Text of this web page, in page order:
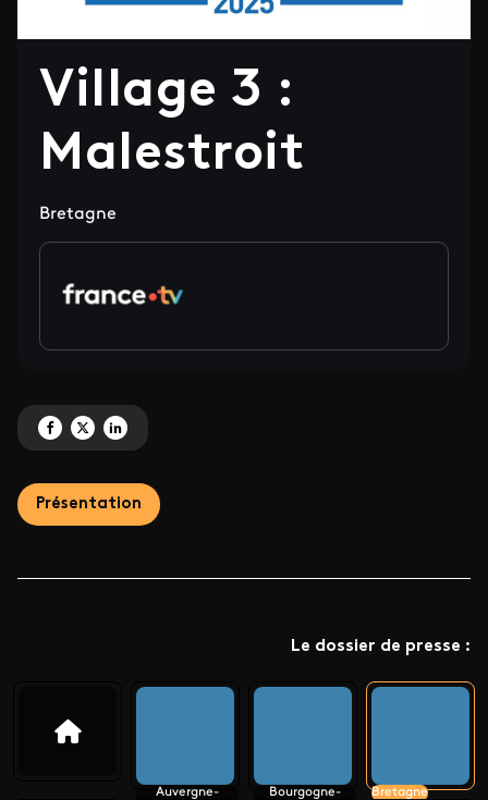
Village 3 :
Malestroit
Bretagne
Partagez 'Village 3 : Malestroit' sur Facebook
Partagez 'Village 3 : Malestroit' sur X
Partagez 'Village 3 : Malestroit' sur LinkedIn
Présentation
Le dossier de presse :
Auvergne-
Bourgogne-
Bretagne